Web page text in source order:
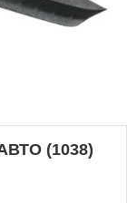
(1038)